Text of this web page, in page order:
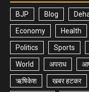
BJP Blog
Economy Health
Politics Sports
World अपराध
ऋषिकेश खबर हटकर